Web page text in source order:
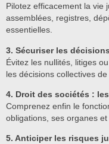
Pilotez efficacement la vie
assemblées, registres,
essentielles.
3. Sécuriser les
Évitez les nullités, litiges
les décisions collectives
4. Droit des sociétés :
Comprenez enfin le
obligations, ses organes et
5. Anticiper les risques